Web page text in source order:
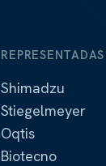
REPRESENTADAS
Shimadzu
Stiegelmeyer
Oqtis
Biotecno